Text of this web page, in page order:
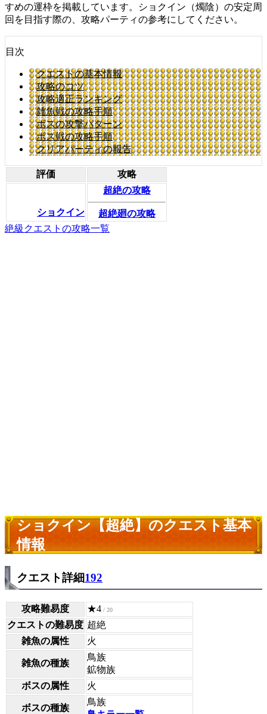
すめの運枠を掲載しています。ショクイン（燭陰）の安定周
回を目指す際の、攻略パーティの参考にしてください。
目次
クエストの基本情報
攻略のコツ
攻略適正ランキング
雑魚戦の攻略手順
ボスの攻撃パターン
ボス戦の攻略手順
クリアパーティの報告
評価 攻略
ショクイン
超絶の攻略
超絶廻の攻略
絶級クエストの攻略一覧
ショクイン【超絶】のクエスト基本
情報
クエスト詳細192
攻略難易度 ★4 / 20
クエストの難易度 超絶
雑魚の属性
火
雑魚の種族
鳥族
鉱物族
ボスの属性
火
ボスの種族
鳥族